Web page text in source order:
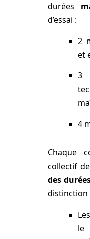
durées
d’essai :
2
et
3
4
Chaque
collectif
des
le